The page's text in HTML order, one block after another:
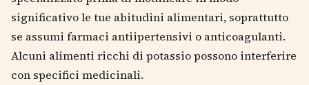
significativo le tue abitudini alimentari, soprattutto
se assumi farmaci antiipertensivi o anticoagulanti.
Alcuni alimenti ricchi di potassio possono interferire
con specifici medicinali.